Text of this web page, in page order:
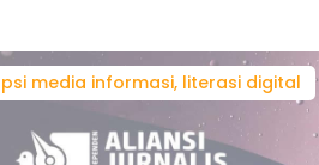
media informasi, literasi digital